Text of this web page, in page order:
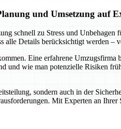
und Umsetzung auf
schnell zu Stress und
Details berücksichtigt werden
Eine erfahrene
und wie man potenzielle Risiken
sondern auch in der
Mit Experten an